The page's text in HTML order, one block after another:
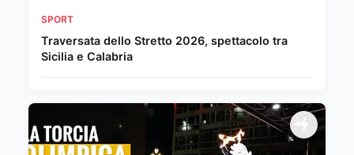
SPORT
Traversata dello Stretto 2026, spettacolo tra
Sicilia e Calabria